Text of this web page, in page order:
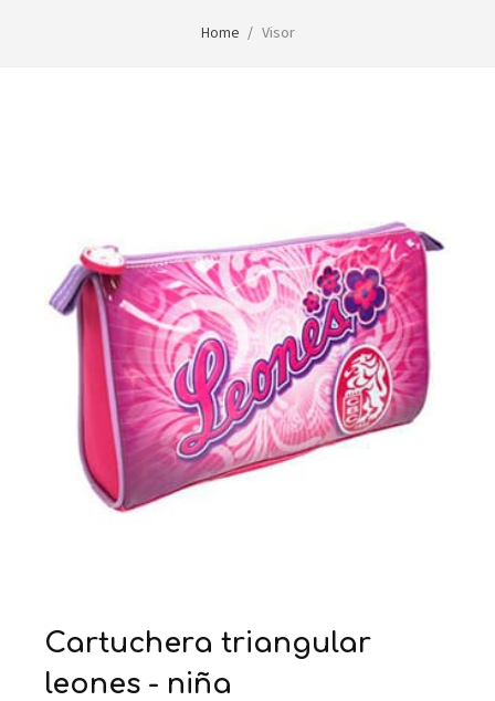
Home Visor
cartuchera triangular
leones - niña